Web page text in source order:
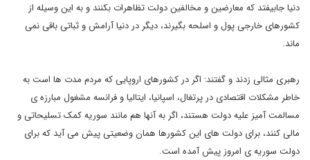
دنیا جابیفتد که معارضین و مخالفین دولت تظاهرات بکنند و به این وسیله از
کشورهای خارجی پول و اسلحه بگیرند، دیگر در دنیا آرامش و ثباتی باقی نمی
ماند.
رهبری مثالی زدند و گفتند: اگر در کشورهای اروپایی که مردم مدت ها است به
خاطر مشکلات اقتصادی در پرتغال، اسپانیا، ایتالیا و فرانسه مشغول مبارزه ی
مسالمت آمیز علیه دولت هستند، اگر به آنها هم مانند سوریه کمک تسلیحاتی و
مالی کنند، برای دولت های این کشورها همان وضعیتی پیش می آید که برای
دولت سوریه ی امروز پیش آمده است.